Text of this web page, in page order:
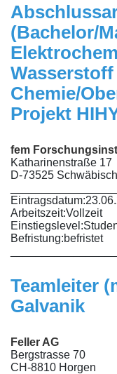
(Bachelor/
Wasserstoff
Chemie/
Projekt
fem
Katharinenstraße 17
D-73525
Eintragsdatum:
Arbeitszeit:Vollzeit
Einstiegslevel:
Befristung:befristet
Teamleiter
Galvanik
Feller AG
Bergstrasse 70
CH-8810 Horgen